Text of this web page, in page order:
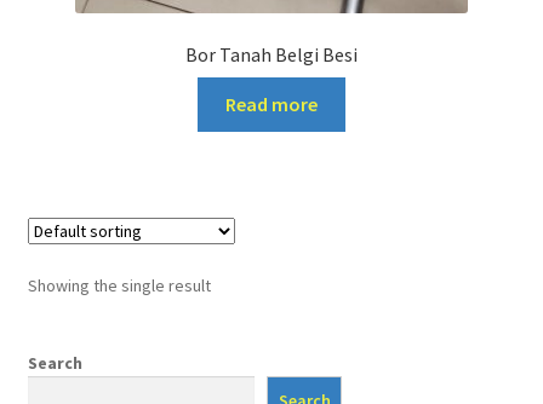
Bor Tanah Belgi Besi
Read more
Showing the single result
Search